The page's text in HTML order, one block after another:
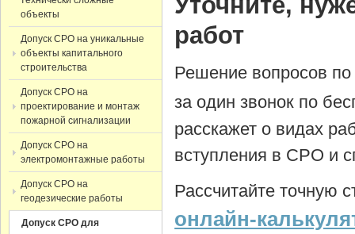
работ
Решение вопросов по
за один звонок по
расскажет о видах
вступления в СРО и
Рассчитайте точную
онлайн-
объекты
Допуск СРО на уникальные
объекты капитального
строительства
Допуск СРО на
проектирование и монтаж
пожарной сигнализации
Допуск СРО на
электромонтажные работы
Допуск СРО на
геодезические работы
Допуск СРО для